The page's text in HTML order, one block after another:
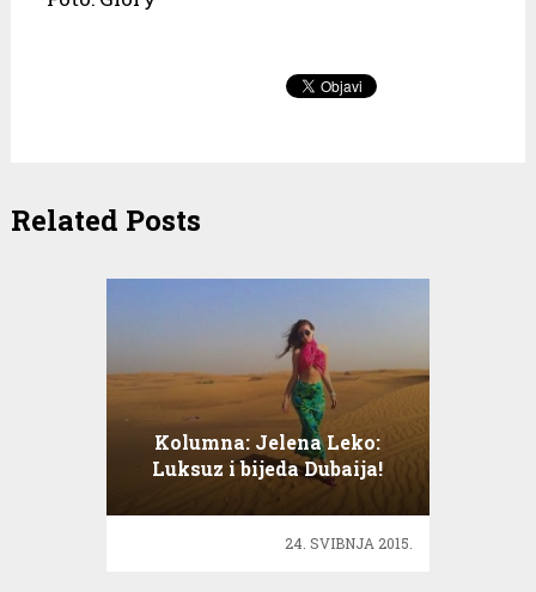
Related Posts
Kolumna: Jelena Leko:
Luksuz i bijeda Dubaija!
24. SVIBNJA 2015.